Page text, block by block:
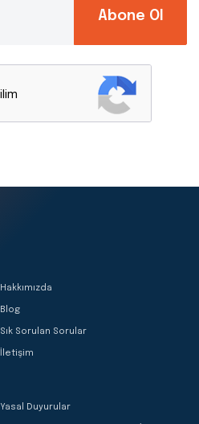
Abone Ol
Hakkımızda
Blog
Sık Sorulan Sorular
İletişim
Yasal Duyurular